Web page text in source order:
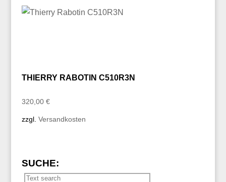
THIERRY RABOTIN C510R3N
320,00 €
zzgl. Versandkosten
SUCHE: